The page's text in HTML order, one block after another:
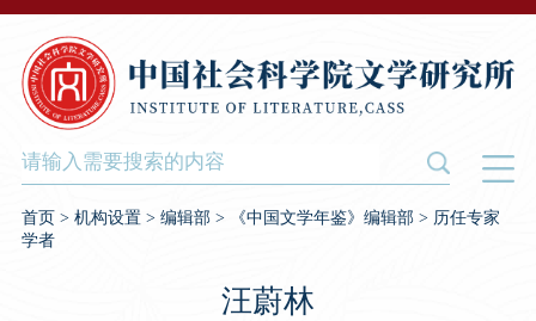
首页> 机构设置> 编辑部> 《中国文学年鉴》编辑部> 历任专家
学者
汪蔚林